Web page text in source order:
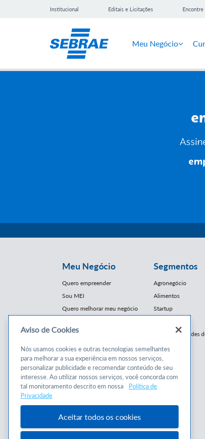
Institucional Editais e Licitações Encontre
Meu Negócio
Meu Negócio
Quero empreender
Sou MEI
Quero melhorar meu negócio
Cursos e
Conteúdos
Cursos
Consultorias
Programas
Segmentos
Agronegócio
Alimentos
Startup
Franquias / Redes
Moda
Moveleiro
Saúde
Turismo
Mercopar
Aviso de Cookies
Nós usamos cookies e outras tecnologias semelhantes
para melhorar a sua experiência em nossos serviços,
personalizar publicidade e recomendar conteúdo de seu
interesse. Ao utilizar nossos serviços, você concorda com
tal monitoramento descrito em nossa
Política de
Privacidade
Aceitar todos os cookies